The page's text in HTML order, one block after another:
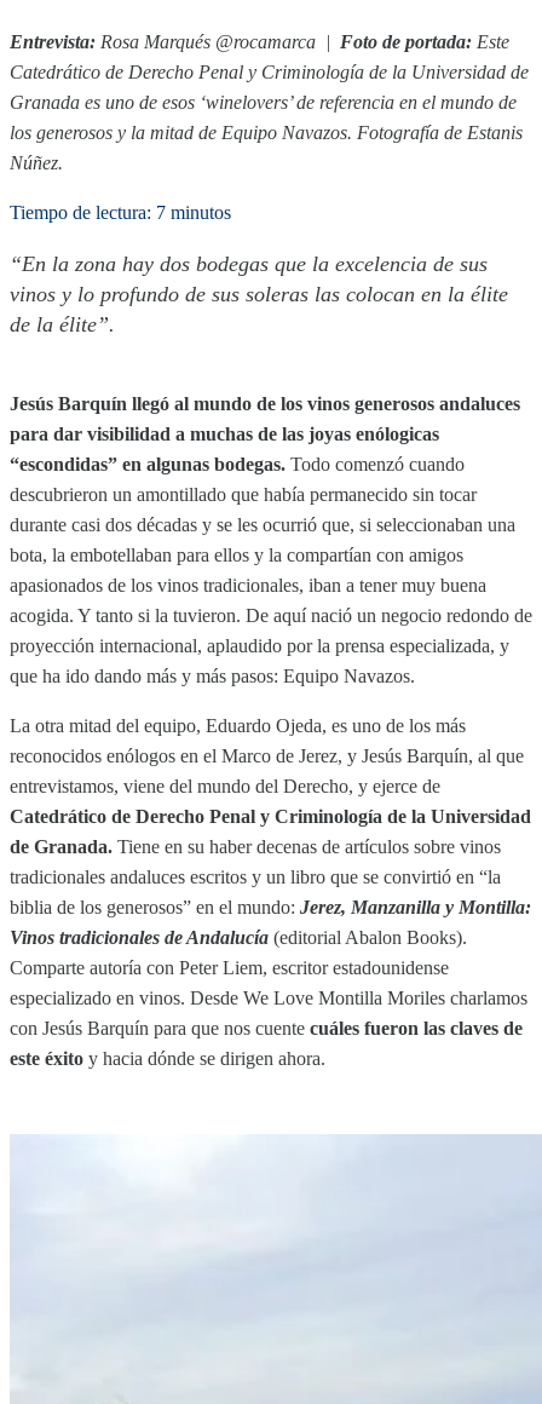
Entrevista: Rosa Marqués @rocamarca | Foto de portada: Este
Catedrático de Derecho Penal y Criminología de la Universidad de
Granada es uno de esos ‘winelovers’ de referencia en el mundo de
los generosos y la mitad de Equipo Navazos. Fotografía de Estanis
Núñez.
Tiempo de lectura: 7 minutos
“En la zona hay dos bodegas que la excelencia de sus
vinos y lo profundo de sus soleras las colocan en la élite
de la élite”.
Jesús Barquín llegó al mundo de los vinos generosos andaluces
para dar visibilidad a muchas de las joyas enólogicas
“escondidas” en algunas bodegas. Todo comenzó cuando
descubrieron un amontillado que había permanecido sin tocar
durante casi dos décadas y se les ocurrió que, si seleccionaban una
bota, la embotellaban para ellos y la compartían con amigos
apasionados de los vinos tradicionales, iban a tener muy buena
acogida. Y tanto si la tuvieron. De aquí nació un negocio redondo de
proyección internacional, aplaudido por la prensa especializada, y
que ha ido dando más y más pasos: Equipo Navazos.
La otra mitad del equipo, Eduardo Ojeda, es uno de los más
reconocidos enólogos en el Marco de Jerez, y Jesús Barquín, al que
entrevistamos, viene del mundo del Derecho, y ejerce de
Catedrático de Derecho Penal y Criminología de la Universidad
de Granada. Tiene en su haber decenas de artículos sobre vinos
tradicionales andaluces escritos y un libro que se convirtió en “la
biblia de los generosos” en el mundo: Jerez, Manzanilla y Montilla:
Vinos tradicionales de Andalucía (editorial Abalon Books).
Comparte autoría con Peter Liem, escritor estadounidense
especializado en vinos. Desde We Love Montilla Moriles charlamos
con Jesús Barquín para que nos cuente cuáles fueron las claves de
este éxito y hacia dónde se dirigen ahora.